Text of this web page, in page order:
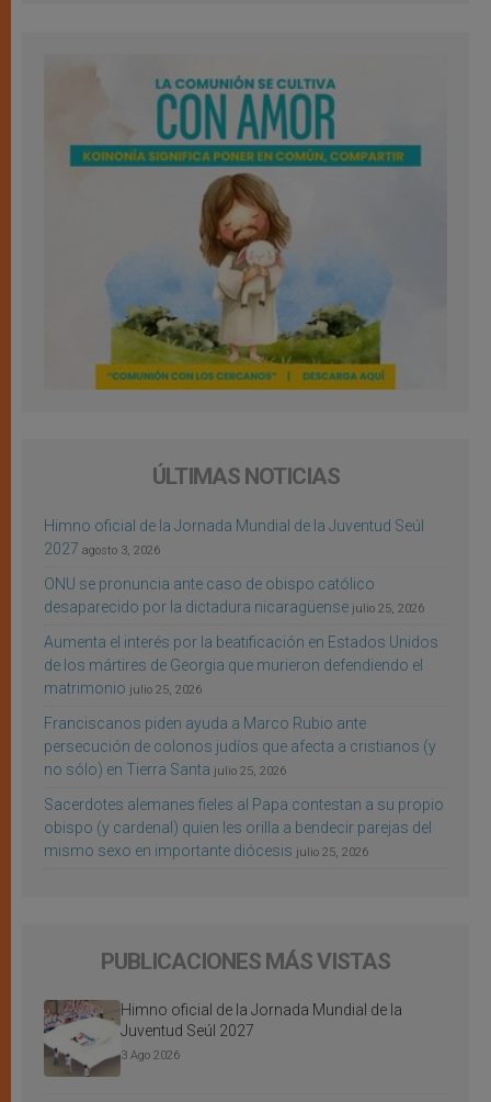
ÚLTIMAS NOTICIAS
Himno oficial de la Jornada Mundial de la Juventud Seúl
2027 agosto 3, 2026
ONU se pronuncia ante caso de obispo católico
desaparecido por la dictadura nicaragüense julio 25, 2026
Aumenta el interés por la beatificación en Estados Unidos
de los mártires de Georgia que murieron defendiendo el
matrimonio julio 25, 2026
Franciscanos piden ayuda a Marco Rubio ante
persecución de colonos judíos que afecta a cristianos (y
no sólo) en Tierra Santa julio 25, 2026
Sacerdotes alemanes fieles al Papa contestan a su propio
obispo (y cardenal) quien les orilla a bendecir parejas del
mismo sexo en importante diócesis julio 25, 2026
PUBLICACIONES MÁS VISTAS
Himno oficial de la Jornada Mundial de la
Juventud Seúl 2027
3 Ago 2026